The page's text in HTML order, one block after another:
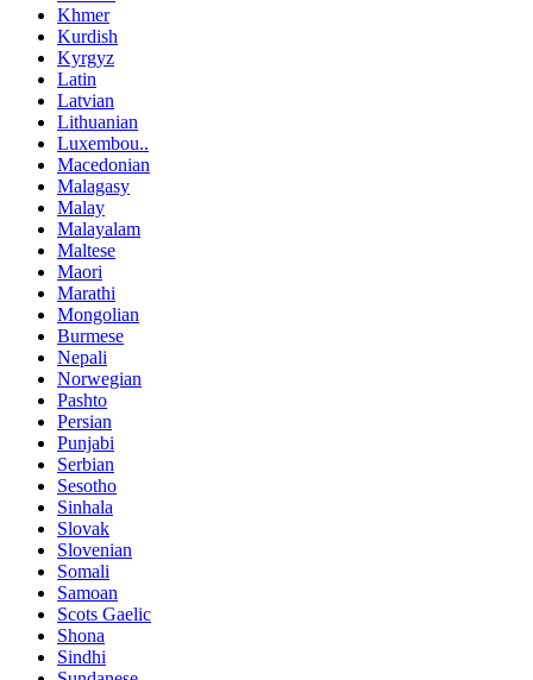
Khmer
Kurdish
Kyrgyz
Latin
Latvian
Lithuanian
Luxembou..
Macedonian
Malagasy
Malay
Malayalam
Maltese
Maori
Marathi
Mongolian
Burmese
Nepali
Norwegian
Pashto
Persian
Punjabi
Serbian
Sesotho
Sinhala
Slovak
Slovenian
Somali
Samoan
Scots Gaelic
Shona
Sindhi